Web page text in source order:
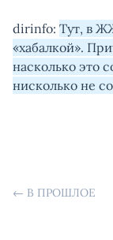
dirinfo: Тут, в
«хабалкой».
насколько это
нисколько не
← В ПРОШЛОЕ